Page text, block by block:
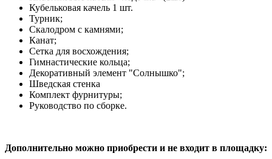
Кубельковая качель 1 шт.
Турник;
Скалодром с камнями;
Канат;
Сетка для восхождения;
Гимнастические кольца;
Декоративный элемент "Солнышко";
Шведская стенка
Комплект фурнитуры;
Руководство по сборке.
Дополнительно можно приобрести и не входит в площадку: